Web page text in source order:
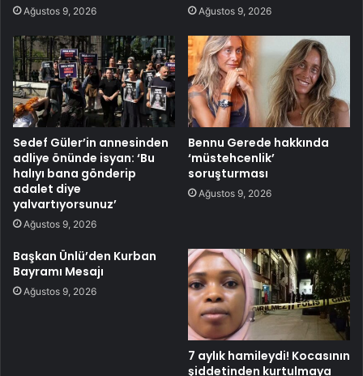
Ağustos 9, 2026 Ağustos 9, 2026
Sedef Güler’in annesinden
adliye önünde isyan: ‘Bu
halıyı bana gönderip
adalet diye
yalvartıyorsunuz’
Ağustos 9, 2026
Bennu Gerede hakkında
‘müstehcenlik’
soruşturması
Ağustos 9, 2026
Başkan Ünlü’den Kurban
Bayramı Mesajı
Ağustos 9, 2026
7 aylık hamileydi! Kocasının
şiddetinden kurtulmaya